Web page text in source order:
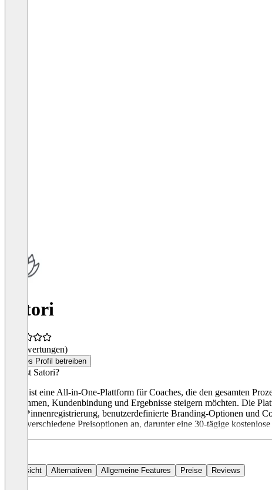
Satori
(0 Bewertungen)
Dieses Profil betreiben
Was ist Satori?
Satori ist eine All-in-One-Plattform für Coaches, die den gesamten
Einnahmen, Kundenbindung und Ergebnisse steigern möchten. Die
Kund*innenregistrierung, benutzerdefinierte Branding-Optionen und
bietet verschiedene Preisoptionen an, darunter eine 30-tägige
Übersicht Alternativen Allgemeine Features Preise Reviews